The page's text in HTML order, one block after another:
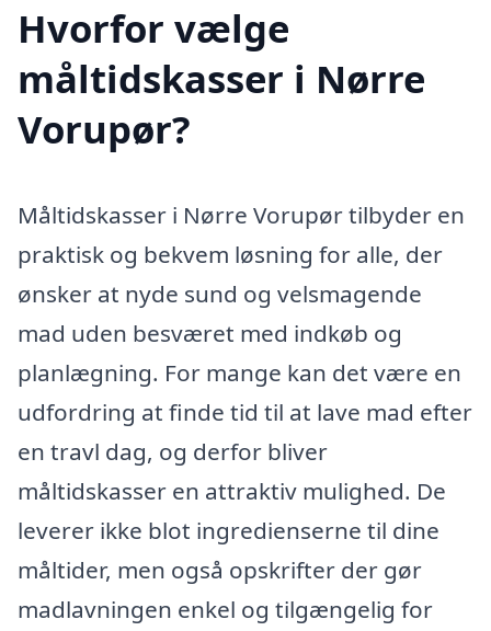
Hvorfor vælge
måltidskasser i Nørre
Vorupør?
Måltidskasser i Nørre Vorupør tilbyder en
praktisk og bekvem løsning for alle, der
ønsker at nyde sund og velsmagende
mad uden besværet med indkøb og
planlægning. For mange kan det være en
udfordring at finde tid til at lave mad efter
en travl dag, og derfor bliver
måltidskasser en attraktiv mulighed. De
leverer ikke blot ingredienserne til dine
måltider, men også opskrifter der gør
madlavningen enkel og tilgængelig for